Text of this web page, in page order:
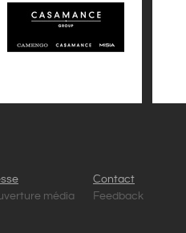
média
Contact
Feedback